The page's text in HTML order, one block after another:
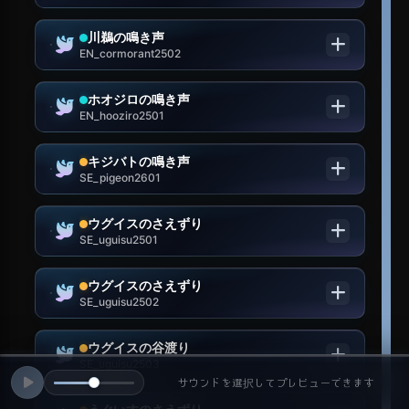
川鵜の鳴き声
EN_cormorant2502
ホオジロの鳴き声
EN_hooziro2501
キジバトの鳴き声
SE_pigeon2601
ウグイスのさえずり
SE_uguisu2501
ウグイスのさえずり
SE_uguisu2502
ウグイスの谷渡り
サウンドを選択してプレビューできます